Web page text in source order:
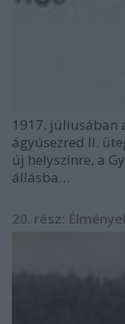
1917. júliusában
ágyúsezred II.
új helyszínre, a
állásba…
20. rész: